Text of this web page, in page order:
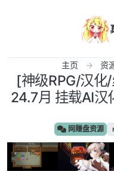
主页 资
[神级RPG/汉化
24.7月 挂载AI汉
网赚盘资源